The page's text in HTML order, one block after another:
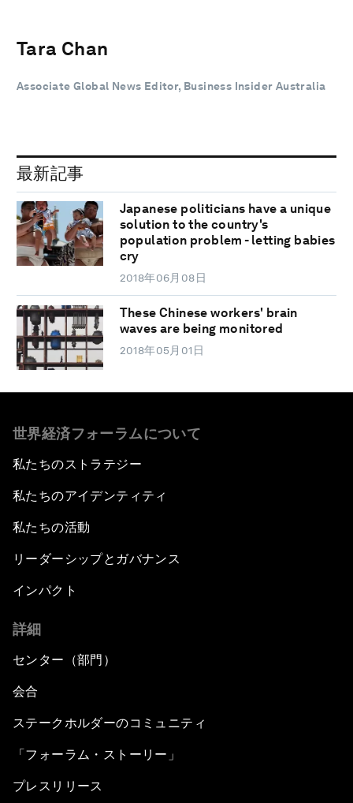
Tara Chan
Associate Global News Editor, Business Insider Australia
最新記事
Japanese politicians have a unique
solution to the country's
population problem - letting babies
cry
2018年06月08日
These Chinese workers' brain
waves are being monitored
2018年05月01日
世界経済フォーラムについて
私たちのストラテジー
私たちのアイデンティティ
私たちの活動
リーダーシップとガバナンス
インパクト
詳細
センター（部門）
会合
ステークホルダーのコミュニティ
「フォーラム・ストーリー」
プレスリリース